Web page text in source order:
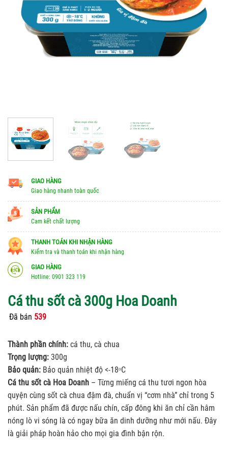
GIAO HÀNG
Giao hàng nhanh toàn quốc
SẢN PHẨM
Cam kết chất lượng
THANH TOÁN KHI NHẬN HÀNG
Kiểm tra và thanh toán khi nhận hàng
GIAO HÀNG
Hotline: 0901 323 119
Cá thu sốt cà 300g Hoa Doanh
Đã bán 539
Thành phần chính: cá thu, cà chua
Trọng lượng: 300g
Bảo quản: Bảo quản nhiệt độ <-18ᵒC
Cá thu sốt cà Hoa Doanh – Từng miếng cá thu tươi ngon hòa
quyện cùng sốt cà chua đậm đà, chuẩn vị “cơm nhà” chỉ trong 5
phút. Sản phẩm đã được nấu chín, cấp đông khi ăn chỉ cần hâm
nóng lò vi sóng là có ngay bữa ăn dinh dưỡng như mới nấu. Đây
là giải pháp hoàn hảo cho mọi gia đình bận rộn.